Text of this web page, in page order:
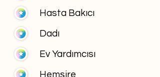
Hasta Bakıcı
Dadı
Ev Yardımcısı
Hemşire